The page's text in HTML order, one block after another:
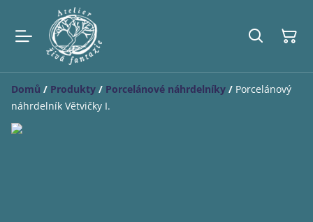
Domů / Produkty / Porcelánové náhrdelníky / Porcelánový
náhrdelník Větvičky I.